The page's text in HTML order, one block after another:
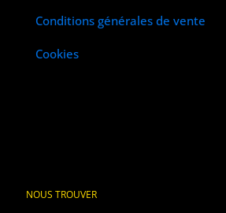
Conditions générales de vente
Cookies
NOUS TROUVER